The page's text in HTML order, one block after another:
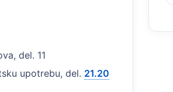
del. 11
upotrebu, del. 21.20